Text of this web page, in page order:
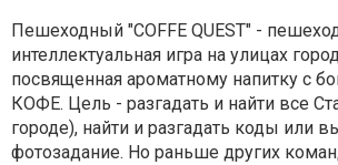
Пешеходный "COFFE QUEST" -
интеллектуальная игра на улицах
посвященная ароматному напитку с
КОФЕ. Цель - разгадать и найти все
городе), найти и разгадать коды или
фотозадание. Но раньше других